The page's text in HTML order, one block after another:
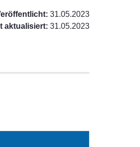
31.05.2023
aktualisiert: 31.05.2023